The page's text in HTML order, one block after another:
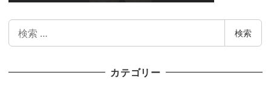
検索
カテゴリー